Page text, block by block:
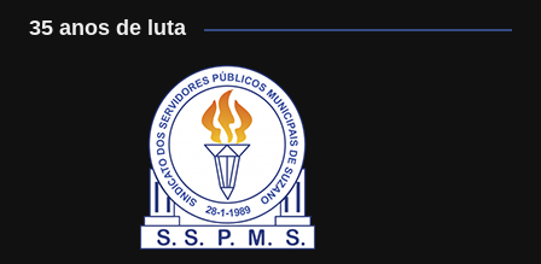
35 anos de luta